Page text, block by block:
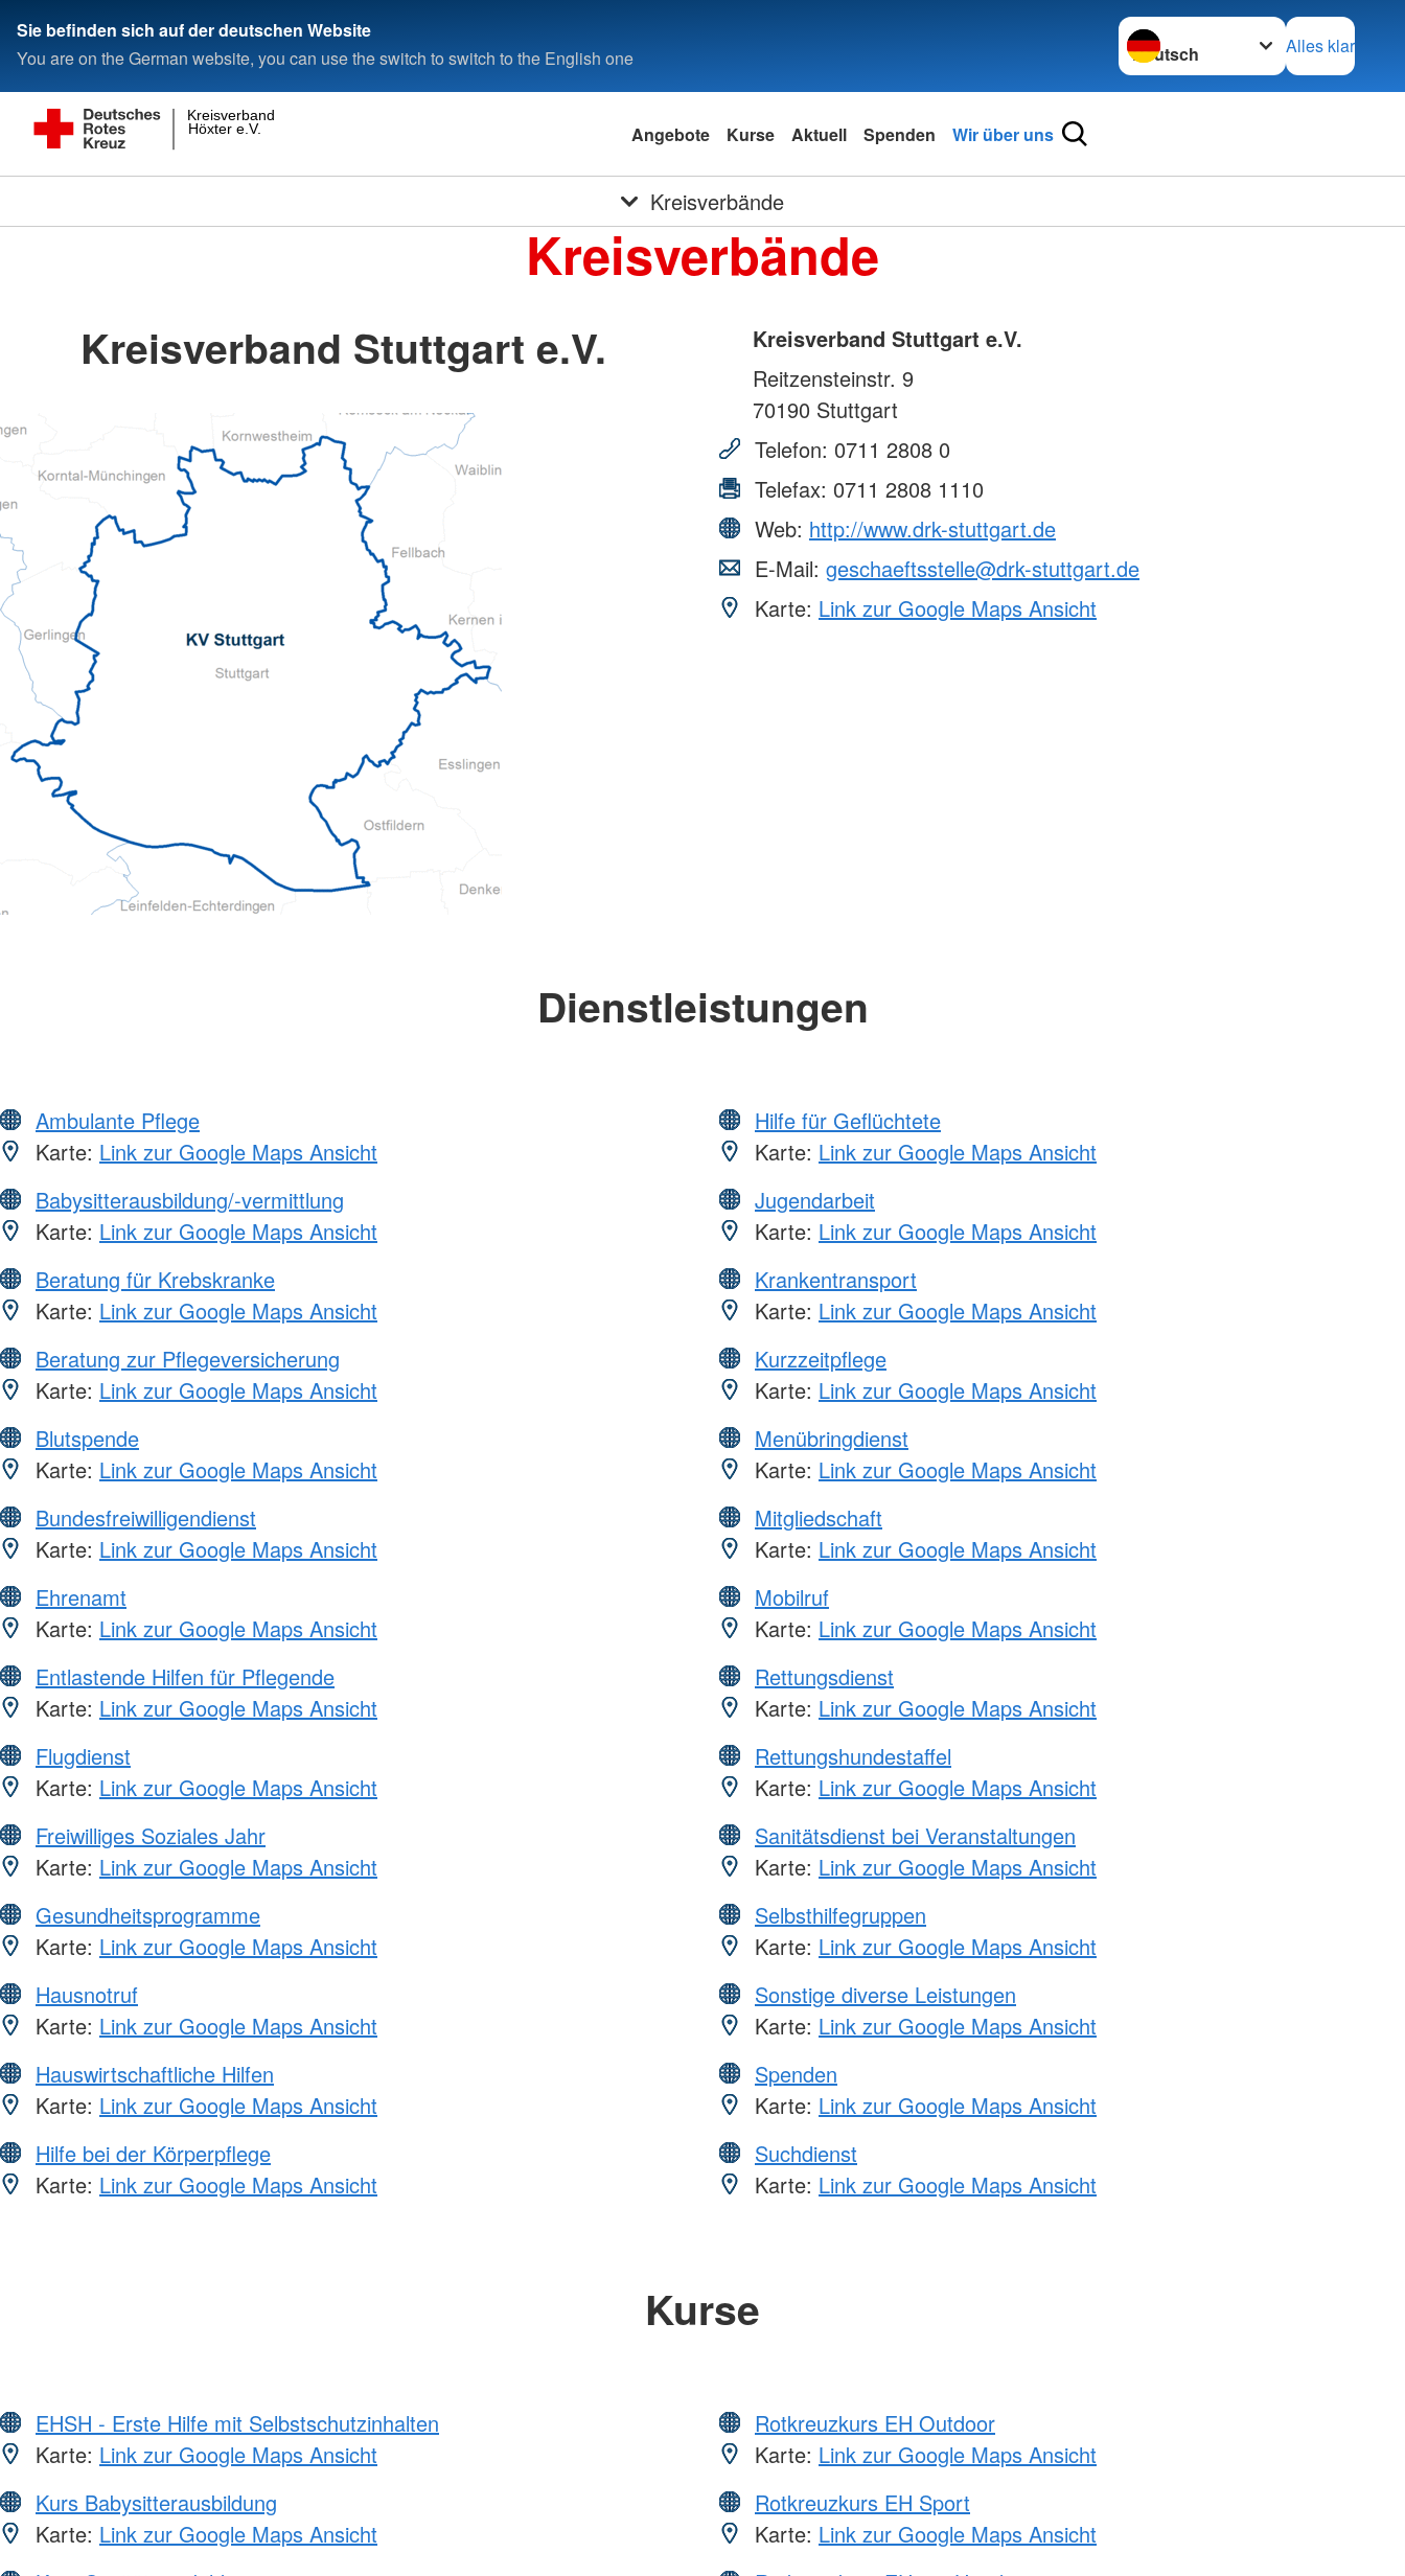
Sie befinden sich auf der deutschen Website
You are on the German website, you can use the switch to switch to the English one
Sprache wechseln zu
Alles klar
Höxter e.V.
Kreisverband
Angebote Kurse Aktuell Spenden Wir über uns
Kreisverbände
Kreisverbände
Kreisverband Stuttgart e.V.
Kreisverband Stuttgart e.V.
Reitzensteinstr. 9
70190 Stuttgart
Telefon: 0711 2808 0
Telefax: 0711 2808 1110
Web: http://www.drk-stuttgart.de
E-Mail: geschaeftsstelle@drk-stuttgart.de
Karte: Link zur Google Maps Ansicht
Dienstleistungen
Ambulante Pflege
Karte: Link zur Google Maps Ansicht
Babysitterausbildung/-vermittlung
Karte: Link zur Google Maps Ansicht
Beratung für Krebskranke
Karte: Link zur Google Maps Ansicht
Beratung zur Pflegeversicherung
Karte: Link zur Google Maps Ansicht
Blutspende
Karte: Link zur Google Maps Ansicht
Bundesfreiwilligendienst
Karte: Link zur Google Maps Ansicht
Ehrenamt
Karte: Link zur Google Maps Ansicht
Entlastende Hilfen für Pflegende
Karte: Link zur Google Maps Ansicht
Flugdienst
Karte: Link zur Google Maps Ansicht
Freiwilliges Soziales Jahr
Karte: Link zur Google Maps Ansicht
Gesundheitsprogramme
Karte: Link zur Google Maps Ansicht
Hausnotruf
Karte: Link zur Google Maps Ansicht
Hauswirtschaftliche Hilfen
Karte: Link zur Google Maps Ansicht
Hilfe bei der Körperpflege
Karte: Link zur Google Maps Ansicht
Hilfe für Geflüchtete
Karte: Link zur Google Maps Ansicht
Jugendarbeit
Karte: Link zur Google Maps Ansicht
Krankentransport
Karte: Link zur Google Maps Ansicht
Kurzzeitpflege
Karte: Link zur Google Maps Ansicht
Menübringdienst
Karte: Link zur Google Maps Ansicht
Mitgliedschaft
Karte: Link zur Google Maps Ansicht
Mobilruf
Karte: Link zur Google Maps Ansicht
Rettungsdienst
Karte: Link zur Google Maps Ansicht
Rettungshundestaffel
Karte: Link zur Google Maps Ansicht
Sanitätsdienst bei Veranstaltungen
Karte: Link zur Google Maps Ansicht
Selbsthilfegruppen
Karte: Link zur Google Maps Ansicht
Sonstige diverse Leistungen
Karte: Link zur Google Maps Ansicht
Spenden
Karte: Link zur Google Maps Ansicht
Suchdienst
Karte: Link zur Google Maps Ansicht
Kurse
EHSH - Erste Hilfe mit Selbstschutzinhalten
Karte: Link zur Google Maps Ansicht
Kurs Babysitterausbildung
Karte: Link zur Google Maps Ansicht
Rotkreuzkurs EH Outdoor
Karte: Link zur Google Maps Ansicht
Rotkreuzkurs EH Sport
Karte: Link zur Google Maps Ansicht